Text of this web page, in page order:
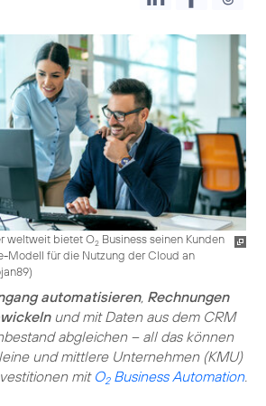
weltweit bietet O2 Business seinen Kunden
Modell für die Nutzung der Cloud an
)
automatisieren, Rechnungen
und mit Daten aus dem CRM
abgleichen – all das können
und mittlere Unternehmen (KMU)
mit O2Business Automation.